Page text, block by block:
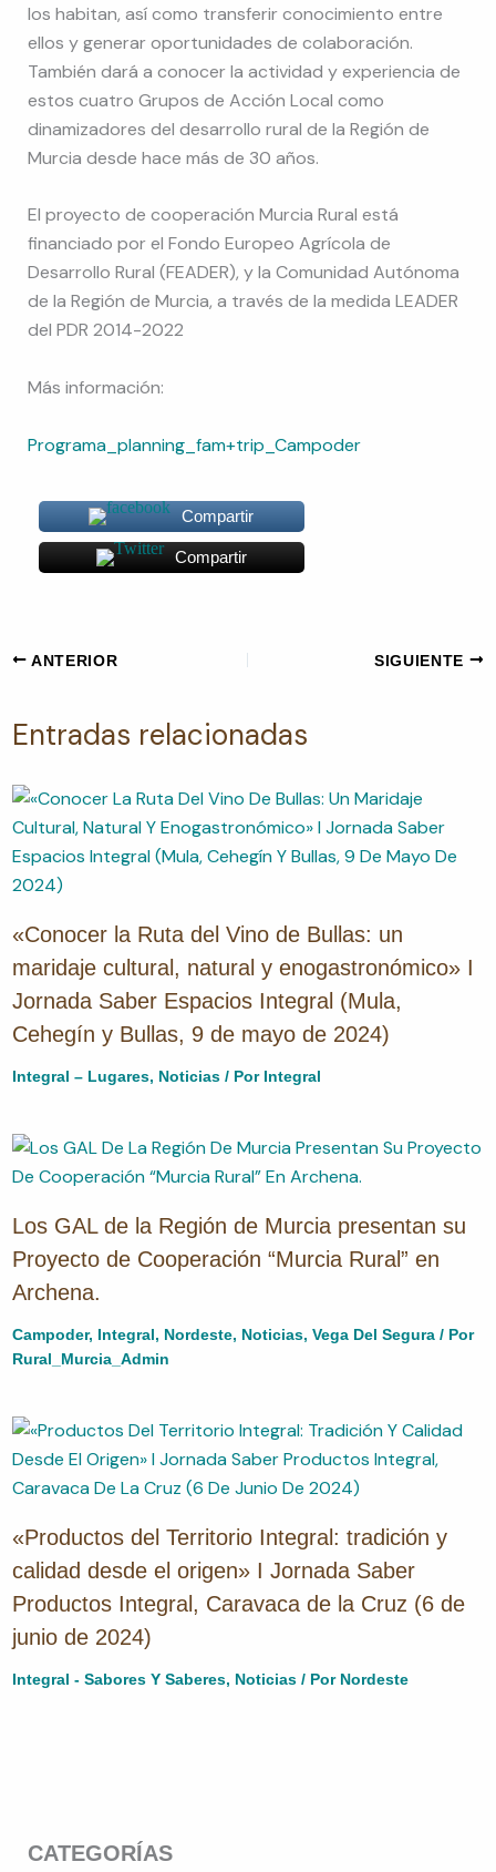
los habitan, así como transferir conocimiento entre
ellos y generar oportunidades de colaboración.
También dará a conocer la actividad y experiencia de
estos cuatro Grupos de Acción Local como
dinamizadores del desarrollo rural de la Región de
Murcia desde hace más de 30 años.
El proyecto de cooperación Murcia Rural está
financiado por el Fondo Europeo Agrícola de
Desarrollo Rural (FEADER), y la Comunidad Autónoma
de la Región de Murcia, a través de la medida LEADER
del PDR 2014-2022
Más información:
Programa_planning_fam+trip_Campoder
Compartir
Compartir
ANTERIOR SIGUIENTE
Entradas relacionadas
«Conocer la Ruta del Vino de Bullas: un
maridaje cultural, natural y enogastronómico» I
Jornada Saber Espacios Integral (Mula,
Cehegín y Bullas, 9 de mayo de 2024)
Integral – Lugares, Noticias / Por Integral
Los GAL de la Región de Murcia presentan su
Proyecto de Cooperación “Murcia Rural” en
Archena.
Campoder, Integral, Nordeste, Noticias,Vega Del Segura / Por
Rural_Murcia_Admin
«Productos del Territorio Integral: tradición y
calidad desde el origen» I Jornada Saber
Productos Integral, Caravaca de la Cruz (6 de
junio de 2024)
Integral - Sabores Y Saberes, Noticias / Por Nordeste
CATEGORÍAS